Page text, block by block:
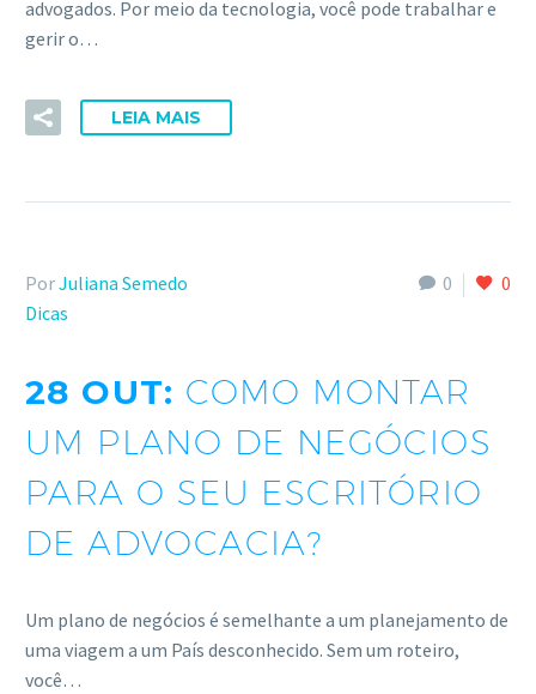
advogados. Por meio da tecnologia, você pode trabalhar e
gerir o…
LEIA MAIS
0 0
PorJuliana Semedo
Dicas
28 OUT: COMO MONTAR
UM PLANO DE NEGÓCIOS
PARA O SEU ESCRITÓRIO
DE ADVOCACIA?
Um plano de negócios é semelhante a um planejamento de
uma viagem a um País desconhecido. Sem um roteiro,
você…